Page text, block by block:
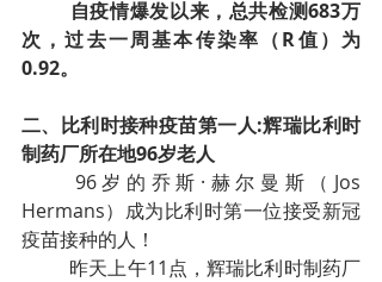
自疫情爆发以来，总共检测683万
次，过去一周基本传染率（R值）为
0.92。
二、比利时接种疫苗第一人:辉瑞比利时
制药厂所在地96岁老人
96岁的乔斯·赫尔曼斯（Jos
Hermans）成为比利时第一位接受新冠
疫苗接种的人！
昨天上午11点，辉瑞比利时制药厂